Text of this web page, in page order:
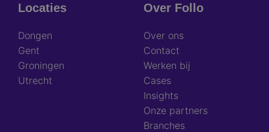
Locaties
Dongen
Gent
Groningen
Utrecht
Over Follo
Over ons
Contact
Werken bij
Cases
Insights
Onze partners
Branches